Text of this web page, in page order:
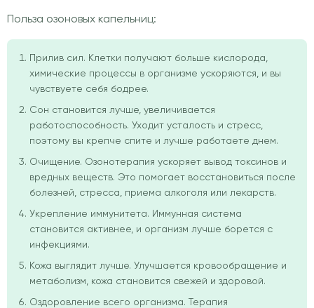
Польза озоновых капельниц:
Прилив сил. Клетки получают больше кислорода,
химические процессы в организме ускоряются, и вы
чувствуете себя бодрее.
Сон становится лучше, увеличивается
работоспособность. Уходит усталость и стресс,
поэтому вы крепче спите и лучше работаете днем.
Очищение. Озонотерапия ускоряет вывод токсинов и
вредных веществ. Это помогает восстановиться после
болезней, стресса, приема алкоголя или лекарств.
Укрепление иммунитета. Иммунная система
становится активнее, и организм лучше борется с
инфекциями.
Кожа выглядит лучше. Улучшается кровообращение и
метаболизм, кожа становится свежей и здоровой.
Оздоровление всего организма. Терапия